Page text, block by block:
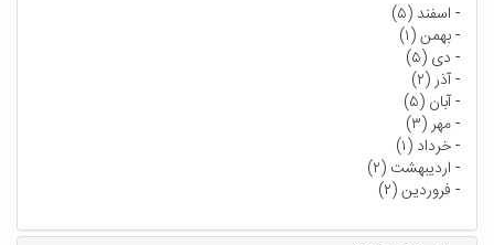
- اسفند (۵)
-بهمن (۱)
- دی (۵)
-آذر (۲)
-آبان (۵)
-مهر (۳)
-خرداد (۱)
- اردیبهشت (۲)
- فروردین (۲)